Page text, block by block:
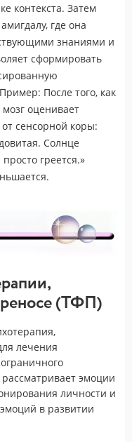
контекста. Затем
где она
знаниями и
сформировать
После того, как
оценивает
сенсорной коры:
Солнце
греется.»
(ТФП)
лечения
эмоции
личности и
в развитии